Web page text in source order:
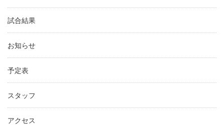
試合結果
お知らせ
予定表
スタッフ
アクセス